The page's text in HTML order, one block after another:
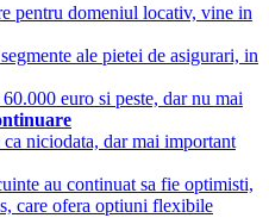
pentru domeniul locativ, vine in
ale pietei de asigurari, in
euro si peste, dar nu mai
niciodata, dar mai important
au continuat sa fie optimisti,
care ofera optiuni flexibile